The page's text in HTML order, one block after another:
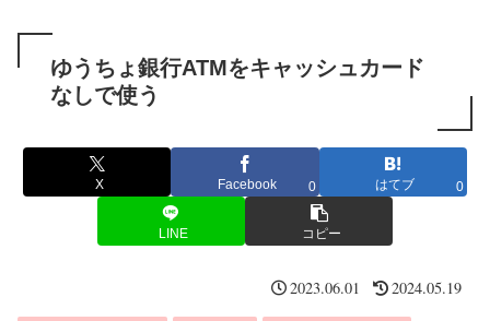
ゆうちょ銀行ATMをキャッシュカード
なしで使う
X Facebook 0 はてブ 0
LINE コピー
2023.06.01 2024.05.19